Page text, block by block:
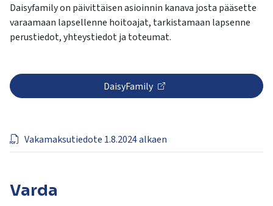
Daisyfamily on päivittäisen asioinnin kanava josta pääsette
varaamaan lapsellenne hoitoajat, tarkistamaan lapsenne
perustiedot, yhteystiedot ja toteumat.
DaisyFamily
Vakamaksutiedote 1.8.2024 alkaen
Varda